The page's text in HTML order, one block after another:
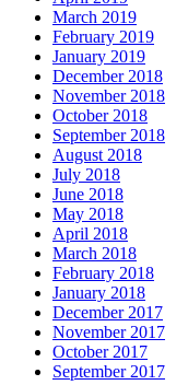
March 2019
February 2019
January 2019
December 2018
November 2018
October 2018
September 2018
August 2018
July 2018
June 2018
May 2018
April 2018
March 2018
February 2018
January 2018
December 2017
November 2017
October 2017
September 2017